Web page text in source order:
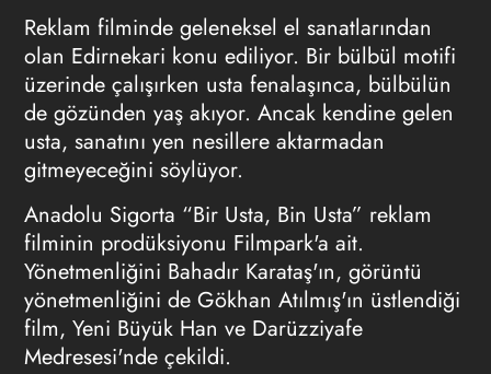
Reklam filminde geleneksel el sanatlarından
olan Edirnekari konu ediliyor. Bir bülbül motifi
üzerinde çalışırken usta fenalaşınca, bülbülün
de gözünden yaş akıyor. Ancak kendine gelen
usta, sanatını yen nesillere aktarmadan
gitmeyeceğini söylüyor.
Anadolu Sigorta “Bir Usta, Bin Usta” reklam
filminin prodüksiyonu Filmpark'a ait.
Yönetmenliğini Bahadır Karataş'ın, görüntü
yönetmenliğini de Gökhan Atılmış'ın üstlendiği
film, Yeni Büyük Han ve Darüzziyafe
Medresesi'nde çekildi.